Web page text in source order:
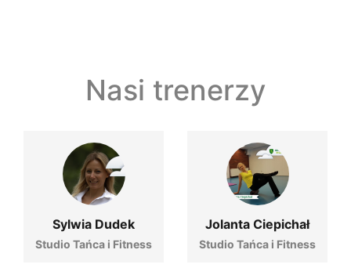
Nasi trenerzy
Sylwia Dudek
Studio Tańca i Fitness
Jolanta Ciepichał
Studio Tańca i Fitness